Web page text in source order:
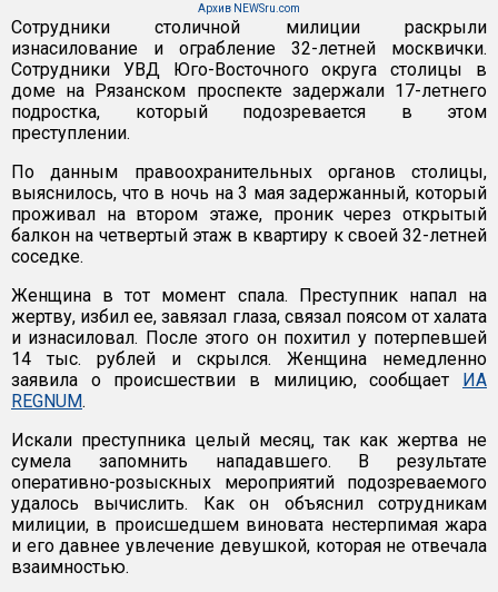
Архив NEWSru.com
Сотрудники столичной милиции раскрыли
изнасилование и ограбление 32-летней москвички.
Сотрудники УВД Юго-Восточного округа столицы в
доме на Рязанском проспекте задержали 17-летнего
подростка, который подозревается в этом
преступлении.
По данным правоохранительных органов столицы,
выяснилось, что в ночь на 3 мая задержанный, который
проживал на втором этаже, проник через открытый
балкон на четвертый этаж в квартиру к своей 32-летней
соседке.
Женщина в тот момент спала. Преступник напал на
жертву, избил ее, завязал глаза, связал поясом от халата
и изнасиловал. После этого он похитил у потерпевшей
14 тыс. рублей и скрылся. Женщина немедленно
заявила о происшествии в милицию, сообщает ИА
REGNUM.
Искали преступника целый месяц, так как жертва не
сумела запомнить нападавшего. В результате
оперативно-розыскных мероприятий подозреваемого
удалось вычислить. Как он объяснил сотрудникам
милиции, в происшедшем виновата нестерпимая жара
и его давнее увлечение девушкой, которая не отвечала
взаимностью.